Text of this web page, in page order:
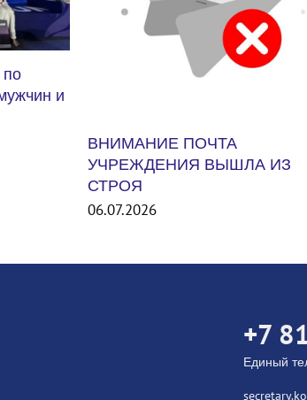
Международный турнир
States Smash 2026. США
+7